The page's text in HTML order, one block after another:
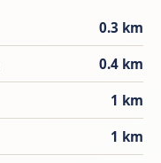
0.3 km
0.4 km
1 km
1 km